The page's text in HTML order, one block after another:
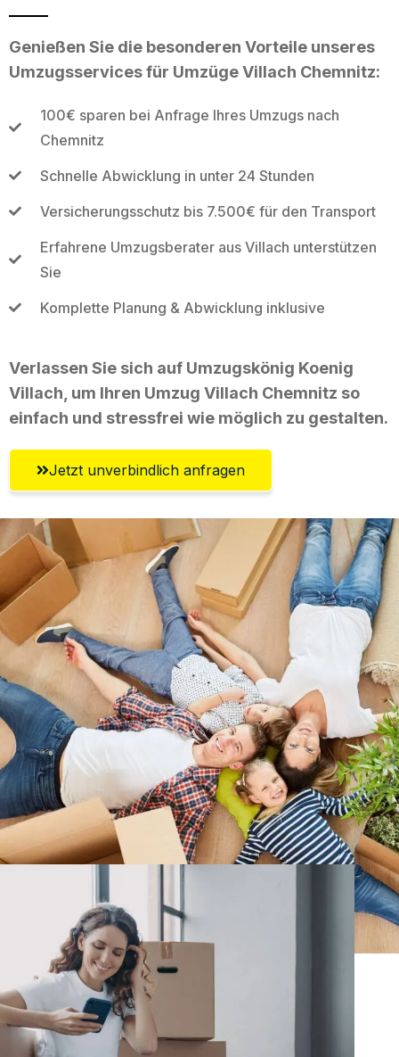
Genießen Sie die besonderen Vorteile unseres
Umzugsservices für Umzüge Villach Chemnitz:
100€ sparen bei Anfrage Ihres Umzugs nach
Chemnitz
Schnelle Abwicklung in unter 24 Stunden
Versicherungsschutz bis 7.500€ für den Transport
Erfahrene Umzugsberater aus Villach unterstützen
Sie
Komplette Planung & Abwicklung inklusive
Verlassen Sie sich auf Umzugskönig Koenig
Villach, um Ihren Umzug Villach Chemnitz so
einfach und stressfrei wie möglich zu gestalten.
Jetzt unverbindlich anfragen